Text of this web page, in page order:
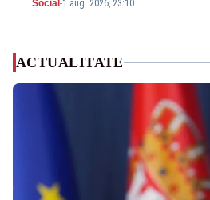
Social -1 aug. 2026, 23:10
ACTUALITATE